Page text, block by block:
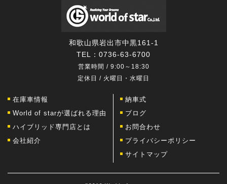
和歌山県岩出市中黒161-1
TEL： 0736-63-6700
営業時間 / 9:00～18:30
定休日 / 火曜日・水曜日
在庫車情報
World of starが選ばれる理由
ハイブリッド専門店とは
会社紹介
納車式
ブログ
お問合わせ
プライバシーポリシー
サイトマップ